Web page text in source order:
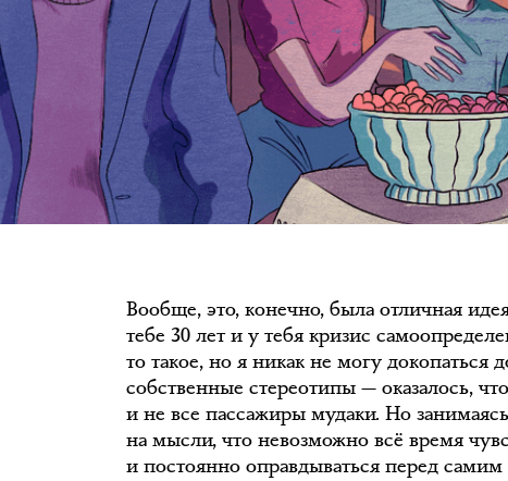
Вообще, это, конечно, была отличная
тебе 30 лет и у тебя кризис
то такое, но я никак не могу докопаться
собственные стереотипы — оказалось,
и не все пассажиры мудаки. Но
на мысли, что невозможно всё время
и постоянно оправдываться перед самим